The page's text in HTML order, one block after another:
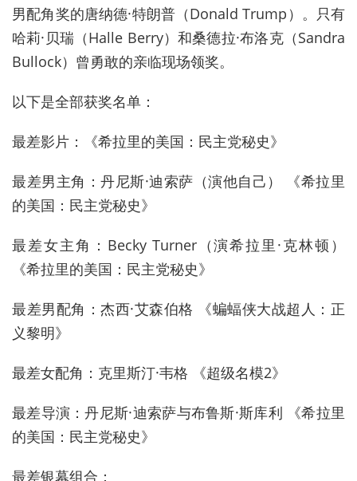
男配角奖的唐纳德·特朗普（Donald Trump）。只有
哈莉·贝瑞（Halle Berry）和桑德拉·布洛克（Sandra
Bullock）曾勇敢的亲临现场领奖。
以下是全部获奖名单：
最差影片：《希拉里的美国：民主党秘史》
最差男主角：丹尼斯·迪索萨（演他自己） 《希拉里
的美国：民主党秘史》
最差女主角：Becky Turner（演希拉里·克林顿）
《希拉里的美国：民主党秘史》
最差男配角：杰西·艾森伯格 《蝙蝠侠大战超人：正
义黎明》
最差女配角：克里斯汀·韦格 《超级名模2》
最差导演：丹尼斯·迪索萨与布鲁斯·斯库利 《希拉里
的美国：民主党秘史》
最差银幕组合：